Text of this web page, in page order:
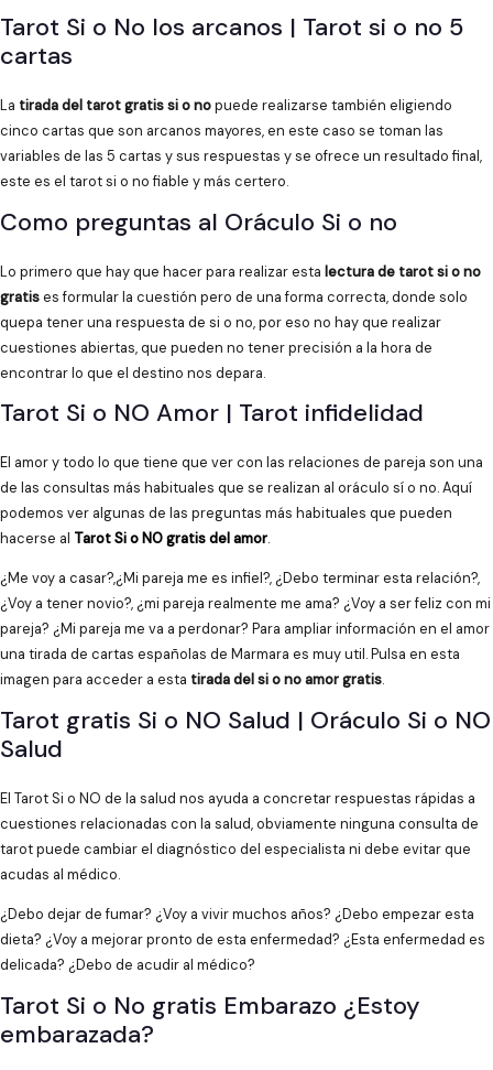
Tarot Si o No los arcanos | Tarot si o no 5
cartas
La tirada del tarot gratis si o nopuede realizarse también eligiendo
cinco cartas que son arcanos mayores, en este caso se toman las
variables de las 5 cartas y sus respuestas y se ofrece un resultado final,
este es el tarot si o no fiable y más certero.
Como preguntas al Oráculo Si o no
Lo primero que hay que hacer para realizar esta lectura de tarot si o no
gratises formular la cuestión pero de una forma correcta, donde solo
quepa tener una respuesta de si o no, por eso no hay que realizar
cuestiones abiertas, que pueden no tener precisión a la hora de
encontrar lo que el destino nos depara.
Tarot Si o NO Amor | Tarot infidelidad
El amor y todo lo que tiene que ver con las relaciones de pareja son una
de las consultas más habituales que se realizan al oráculo sí o no. Aquí
podemos ver algunas de las preguntas más habituales que pueden
hacerse al Tarot Si o NO gratis del amor.
¿Me voy a casar?,¿Mi pareja me es infiel?, ¿Debo terminar esta relación?,
¿Voy a tener novio?, ¿mi pareja realmente me ama? ¿Voy a ser feliz con mi
pareja? ¿Mi pareja me va a perdonar? Para ampliar información en el amor
una tirada de cartas españolas de Marmara es muy util. Pulsa en esta
imagen para acceder a esta tirada del si o no amor gratis.
Tarot gratis Si o NO Salud | Oráculo Si o NO
Salud
El Tarot Si o NO de la salud nos ayuda a concretar respuestas rápidas a
cuestiones relacionadas con la salud, obviamente ninguna consulta de
tarot puede cambiar el diagnóstico del especialista ni debe evitar que
acudas al médico.
¿Debo dejar de fumar? ¿Voy a vivir muchos años? ¿Debo empezar esta
dieta? ¿Voy a mejorar pronto de esta enfermedad? ¿Esta enfermedad es
delicada? ¿Debo de acudir al médico?
Tarot Si o No gratis Embarazo ¿Estoy
embarazada?